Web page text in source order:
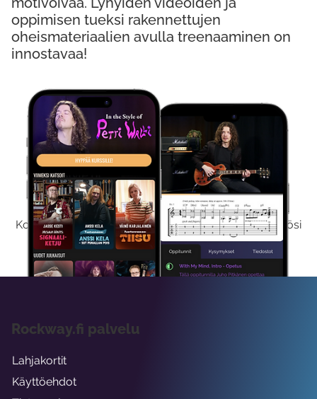
Kokeile Ilmaiseksi
Kokeilemalla ilmaiseksi saat koko sisältömme käyttöösi
viikon ajaksi.
oppimisen tueksi rakennettujen
oheismateriaalien avulla treenaaminen on
innostavaa!
Rockway.fi palvelu
Lahjakortit
Käyttöehdot